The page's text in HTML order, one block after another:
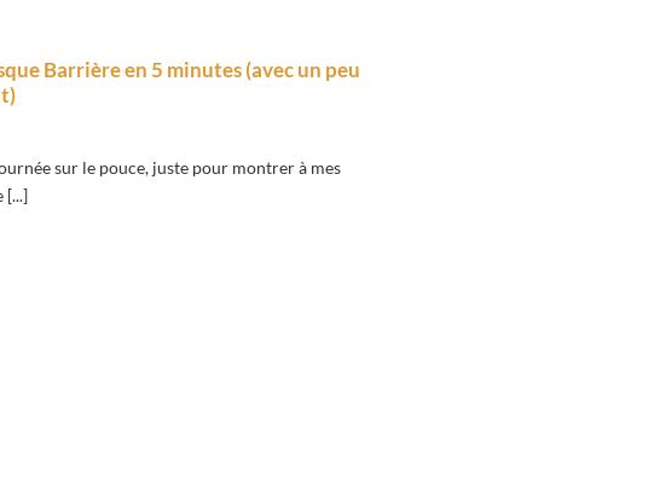
Barrière en 5 minutes (avec un peu
sur le pouce, juste pour montrer à mes
[...]